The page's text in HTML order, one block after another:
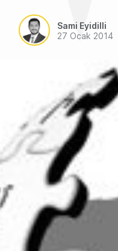
Sami Eyidilli
27 Ocak 2014